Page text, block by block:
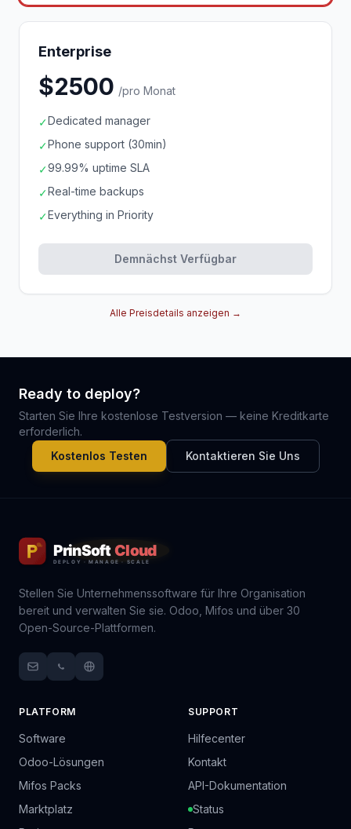
Enterprise
$2500 /pro Monat
✓Dedicated manager
✓Phone support (30min)
✓99.99% uptime SLA
✓Real-time backups
✓Everything in Priority
Demnächst Verfügbar
Alle Preisdetails anzeigen →
Ready to deploy?
Starten Sie Ihre kostenlose Testversion — keine Kreditkarte
erforderlich.
Kostenlos Testen
Kontaktieren Sie Uns
Stellen Sie Unternehmenssoftware für Ihre Organisation
bereit und verwalten Sie sie. Odoo, Mifos und über 30
Open-Source-Plattformen.
PLATFORM
Software
Odoo-Lösungen
Mifos Packs
Marktplatz
SUPPORT
Hilfecenter
Kontakt
API-Dokumentation
Status